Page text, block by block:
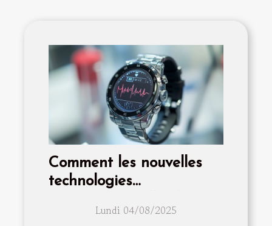
Comment les nouvelles
technologies
montres ECG en outils de
Lundi 04/08/2025